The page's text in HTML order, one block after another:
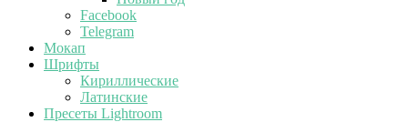
Facebook
Telegram
Мокап
Шрифты
Кириллические
Латинские
Пресеты Lightroom